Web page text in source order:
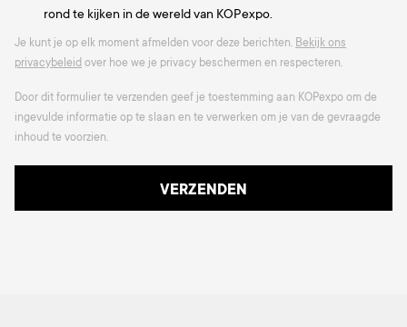
rond te kijken in de wereld van KOPexpo.
Je kunt je op elk moment afmelden voor deze berichten. Bekijk ons
privacybeleid over hoe we je privacy beschermen en respecteren.
Door dit formulier te verzenden geef je toestemming aan KOPexpo om de
ingevulde informatie op te slaan en te verwerken om je van de gevraagde
inhoud te voorzien.